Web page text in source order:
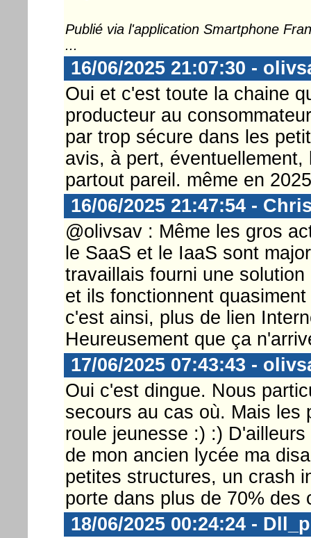
Publié via l'application Smartphone
...
16/06/2025 21:07:30 -
Oui et c'est toute la chaine
producteur au
par trop sécure dans les
avis, à pert,
partout pareil. même en
16/06/2025 21:47:54 -
@olivsav : Même les gros
le SaaS et le IaaS sont
travaillais fourni une
et ils fonctionnent
c'est ainsi, plus de lien
Heureusement que ça
17/06/2025 07:43:43 -
Oui c'est dingue. Nous
secours au cas où. Mais les
roule jeunesse :) :)
de mon ancien lycée ma
petites structures, un crash
porte dans plus de 70% des
18/06/2025 00:24:24 -